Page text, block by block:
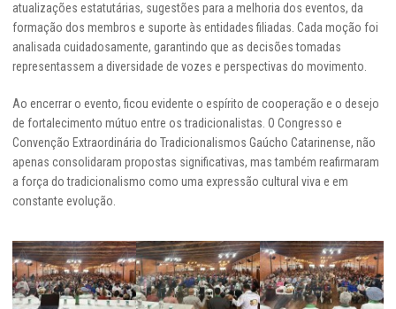
atualizações estatutárias, sugestões para a melhoria dos eventos, da
formação dos membros e suporte às entidades filiadas. Cada moção foi
analisada cuidadosamente, garantindo que as decisões tomadas
representassem a diversidade de vozes e perspectivas do movimento.
Ao encerrar o evento, ficou evidente o espírito de cooperação e o desejo
de fortalecimento mútuo entre os tradicionalistas. O Congresso e
Convenção Extraordinária do Tradicionalismos Gaúcho Catarinense, não
apenas consolidaram propostas significativas, mas também reafirmaram
a força do tradicionalismo como uma expressão cultural viva e em
constante evolução.